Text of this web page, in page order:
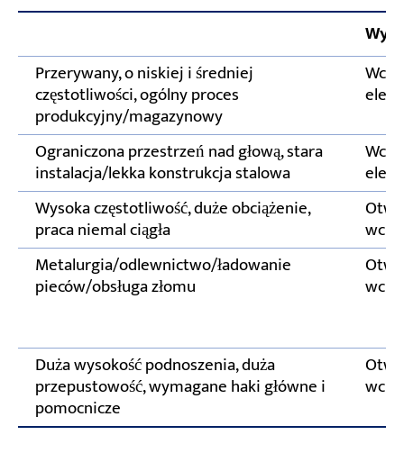
Przerywany, o niskiej i średniej
częstotliwości, ogólny proces
produkcyjny/magazynowy
Ograniczona przestrzeń nad głową, stara
instalacja/lekka konstrukcja stalowa
Wysoka częstotliwość, duże obciążenie,
praca niemal ciągła
Metalurgia/odlewnictwo/ładowanie
pieców/obsługa złomu
Duża wysokość podnoszenia, duża
przepustowość, wymagane haki główne i
pomocnicze